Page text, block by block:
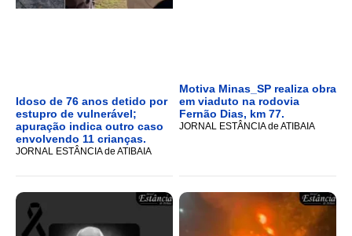
Idoso de 76 anos detido por
estupro de vulnerável;
apuração indica outro caso
envolvendo 11 crianças.
JORNAL ESTÂNCIA de ATIBAIA
Motiva Minas_SP realiza obra
em viaduto na rodovia
Fernão Dias, km 77.
JORNAL ESTÂNCIA de ATIBAIA